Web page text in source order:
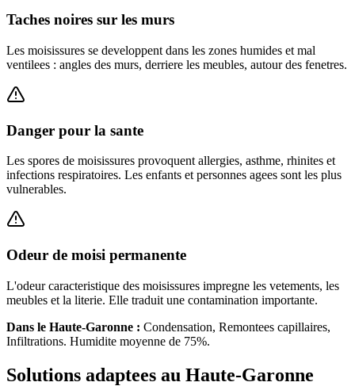
Taches noires sur les murs
Les moisissures se developpent dans les zones humides et mal
ventilees : angles des murs, derriere les meubles, autour des fenetres.
Danger pour la sante
Les spores de moisissures provoquent allergies, asthme, rhinites et
infections respiratoires. Les enfants et personnes agees sont les plus
vulnerables.
Odeur de moisi permanente
L'odeur caracteristique des moisissures impregne les vetements, les
meubles et la literie. Elle traduit une contamination importante.
Dans le Haute-Garonne : Condensation, Remontees capillaires,
Infiltrations. Humidite moyenne de 75%.
Solutions adaptees au Haute-Garonne